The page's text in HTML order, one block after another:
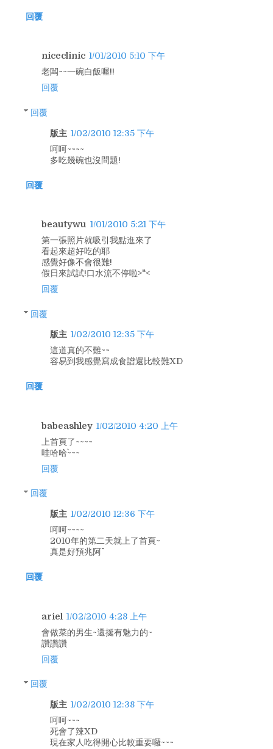
回覆
niceclinic 1/01/2010 5:10 下午
老闆~~一碗白飯喔!!
回覆
回覆
版主 1/02/2010 12:35 下午
呵呵~~~~
多吃幾碗也沒問題!
回覆
beautywu 1/01/2010 5:21 下午
第一張照片就吸引我點進來了
看起來超好吃的耶
感覺好像不會很難!
假日來試試!口水流不停啦>"<
回覆
回覆
版主 1/02/2010 12:35 下午
這道真的不難~~
容易到我感覺寫成食譜還比較難XD
回覆
babeashley 1/02/2010 4:20 上午
上首頁了~~~~
哇哈哈`~~~
回覆
回覆
版主 1/02/2010 12:36 下午
呵呵~~~~
2010年的第二天就上了首頁~
真是好預兆阿^^
回覆
ariel 1/02/2010 4:28 上午
會做菜的男生~還挻有魅力的~
讚讚讚
回覆
回覆
版主 1/02/2010 12:38 下午
呵呵~~~
死會了辣XD
現在家人吃得開心比較重要囉~~~